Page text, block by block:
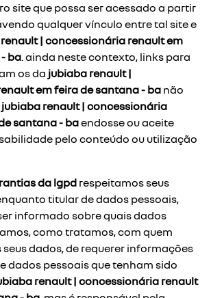
site que possa ser acessado a partir
qualquer vínculo entre tal site e
| concessionária renault em
ba. ainda neste contexto, links para
os da jubiaba renault |
em feira de santana - banão
jubiaba renault | concessionária
santana - baendosse ou aceite
pelo conteúdo ou utilização
da lgpd respeitamos seus
titular de dados pessoais,
informado sobre quais dados
como tratamos, com quem
dados, de requerer informações
dados pessoais que tenham sido
renault | concessionária renault